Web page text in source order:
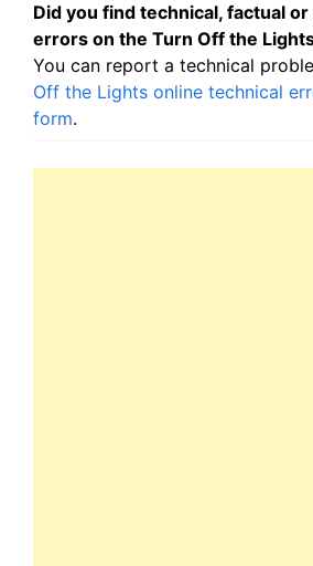
Did you find technical, factual
errors on the Turn Off the
You can report a technical
Off the Lights online technical
form.